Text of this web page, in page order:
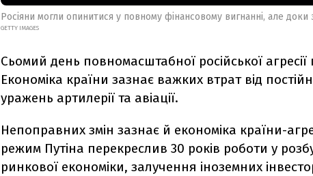
Росіяни могли опинитися у повному фінансовому вигнанні, але
GETTY IMAGES
Сьомий день повномасштабної російської
Економіка країни зазнає важких втрат від
уражень артилерії та авіації.
Непоправних змін зазнає й економіка країни-
режим Путіна перекреслив 30 років роботи у
ринкової економіки, залучення іноземних